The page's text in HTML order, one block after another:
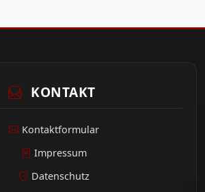
KONTAKT
Kontaktformular
Impressum
Datenschutz